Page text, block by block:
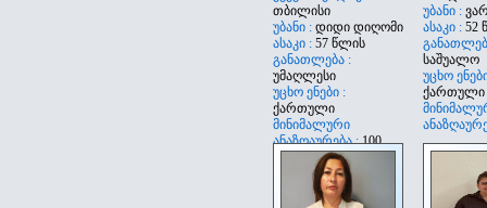
თბილისი
უბანი : დიდი დიღომი
ასაკი : 57 წლის
განათლება :
უმაღლესი
უცხო ენები :
ქართული
მინიმალური
ანაზღაურება :100
უბანი :
ასაკი : 52
საშუალო
უცხო
ქართული